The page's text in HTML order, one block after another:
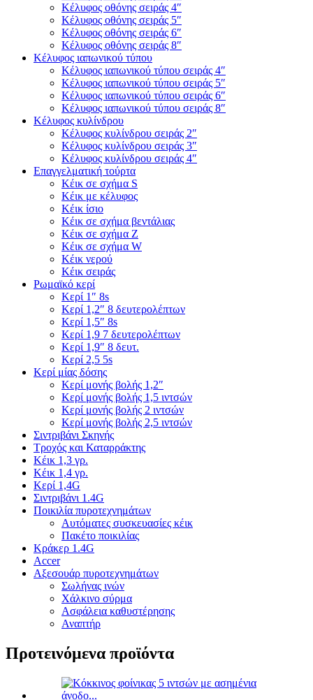
Κέλυφος οθόνης σειράς 4″
Κέλυφος οθόνης σειράς 5″
Κέλυφος οθόνης σειράς 6″
Κέλυφος οθόνης σειράς 8″
Κέλυφος ιαπωνικού τύπου
Κέλυφος ιαπωνικού τύπου σειράς 4″
Κέλυφος ιαπωνικού τύπου σειράς 5″
Κέλυφος ιαπωνικού τύπου σειράς 6″
Κέλυφος ιαπωνικού τύπου σειράς 8″
Κέλυφος κυλίνδρου
Κέλυφος κυλίνδρου σειράς 2″
Κέλυφος κυλίνδρου σειράς 3″
Κέλυφος κυλίνδρου σειράς 4″
Επαγγελματική τούρτα
Κέικ σε σχήμα S
Κέικ με κέλυφος
Κέικ ίσιο
Κέικ σε σχήμα βεντάλιας
Κέικ σε σχήμα Ζ
Κέικ σε σχήμα W
Κέικ νερού
Κέικ σειράς
Ρωμαϊκό κερί
Κερί 1″ 8s
Κερί 1,2″ 8 δευτερολέπτων
Κερί 1,5″ 8s
Κερί 1,9 7 δευτερολέπτων
Κερί 1,9″ 8 δευτ.
Κερί 2,5 5s
Κερί μίας δόσης
Κερί μονής βολής 1,2″
Κερί μονής βολής 1,5 ιντσών
Κερί μονής βολής 2 ιντσών
Κερί μονής βολής 2,5 ιντσών
Σιντριβάνι Σκηνής
Τροχός και Καταρράκτης
Κέικ 1,3 γρ.
Κέικ 1,4 γρ.
Κερί 1,4G
Σιντριβάνι 1.4G
Ποικιλία πυροτεχνημάτων
Αυτόματες συσκευασίες κέικ
Πακέτο ποικιλίας
Κράκερ 1.4G
Accer
Αξεσουάρ πυροτεχνημάτων
Σωλήνας ινών
Χάλκινο σύρμα
Ασφάλεια καθυστέρησης
Αναπτήρ
Προτεινόμενα προϊόντα